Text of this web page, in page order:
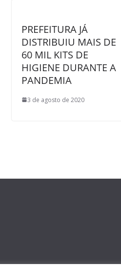
PREFEITURA JÁ
DISTRIBUIU MAIS DE
60 MIL KITS DE
HIGIENE DURANTE A
PANDEMIA
3 de agosto de 2020